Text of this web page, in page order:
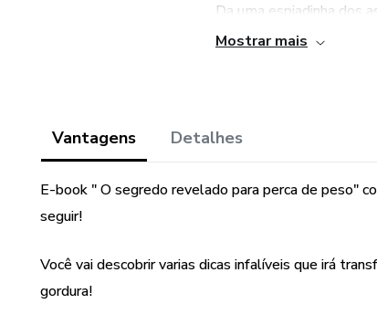
Da uma espiadinha dos
Bônus 3: Alimentos e
Bônus 4: Lista de
Mostrar mais
Vantagens Detalhes
E-book " O segredo revelado para perca de peso"
seguir!
Você vai descobrir varias dicas infalíveis que irá
gordura!